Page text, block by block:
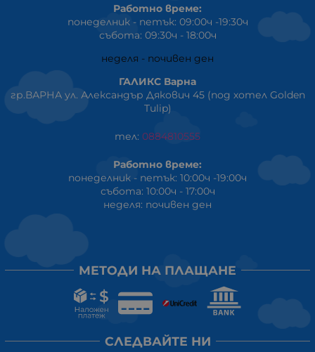
Работно време:
понеделник - петък: 09:00ч -19:30ч
събота: 09:30ч - 18:00ч
неделя - почивен ден
ГАЛИКС Варна
гр.ВАРНА ул. Александър Дякович 45 (под хотел Golden
Tulip)
тел: 0884810555
Работно време:
понеделник - петък: 10:00ч -19:00ч
събота: 10:00ч - 17:00ч
неделя: почивен ден
МЕТОДИ НА ПЛАЩАНЕ
СЛЕДВАЙТЕ НИ